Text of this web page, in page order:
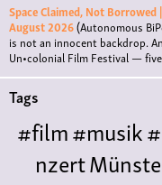
Space Claimed, Not Borrowed
August 2026(Autonomous
is not an innocent backdrop.
Un•colonial Film Festival —
Tags
#film#musik
nzert